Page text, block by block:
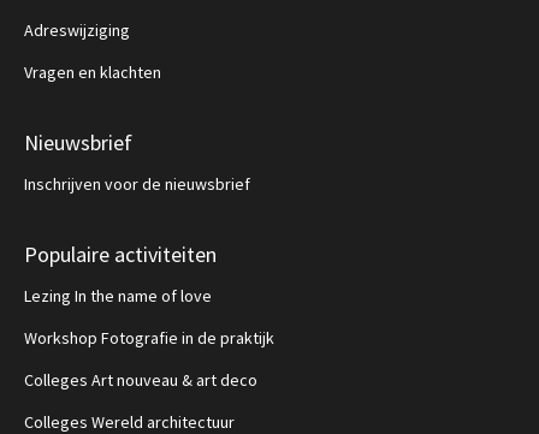
Adreswijziging
Vragen en klachten
Nieuwsbrief
Inschrijven voor de nieuwsbrief
Populaire activiteiten
Lezing In the name of love
Workshop Fotografie in de praktijk
Colleges Art nouveau & art deco
Colleges Wereld architectuur